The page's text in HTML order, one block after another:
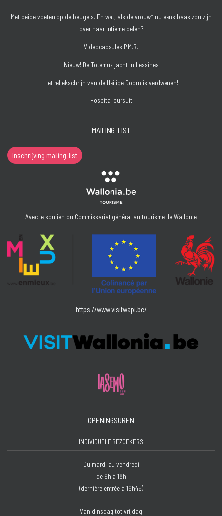
Met beide voeten op de beugels. En wat, als de vrouw* nu eens baas zou zijn
over haar intieme delen?
Videocapsules P.M.R.
Nieuw! De Totemus jacht in Lessines
Het reliekschrijn van de Heilige Doorn is verdwenen!
Hospital pursuit
MAILING-LIST
Inschrijving mailing-list
Avec le soutien du Commissariat général au tourisme de Wallonie
https://www.visitwapi.be/
OPENINGSUREN
INDIVIDUELE BEZOEKERS
Du mardi au vendredi
de 9h à 18h
(dernière entrée à 16h45)
Van dinsdag tot vrijdag